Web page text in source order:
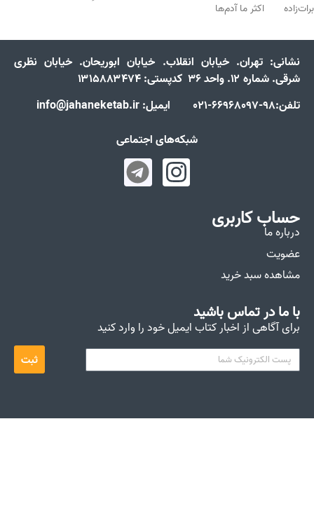
برات‌زاده اکثر ما آدم‌ها
نشانی: تهران. خیابان انقلاب. خیابان ابوریحان. خیابان نظری
شرقی. شماره ۱۲. واحد ۳۶ کدپستی: ۱۳۱۵۸۸۳۴۷۴
تلفن:98-66968097-021 ایمیل: info@jahaneketab.ir
شبکه‌های اجتماعی
حساب کاربری
درباره ما
عضویت
مشاهده سبد خرید
با ما در تماس باشید
برای آگاهی از اخبار کتاب ایمیل خود را وارد کنید
ثبت